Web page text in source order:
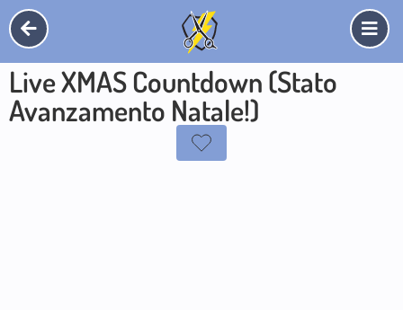
Live XMAS Countdown (Stato
Avanzamento Natale!)